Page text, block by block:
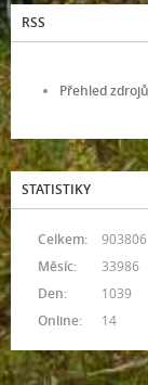
RSS
Přehled zdrojů
STATISTIKY
Online: 14
Celkem:
903806
Měsíc:
33986
Den:
1039